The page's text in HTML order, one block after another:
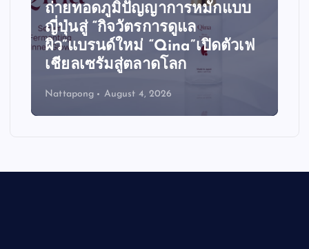
เจาะกระดูกประสบการณ์ท้องถิ่น:
สตาร์ทอัป TravelTech ไทยใช้ไฮ
เปอร์โลคอลคอนเทนต์เปลี่ยน
ชุมชนเป็นจุดหมายโลกปี 2026
Niranrat Chanthavong